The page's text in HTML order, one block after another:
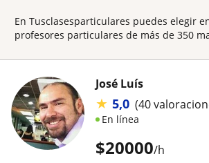
En Tusclasesparticulares puedes elegir
profesores particulares de más de 350
$20000/h
José Luís
★ 5,0 (40
En línea